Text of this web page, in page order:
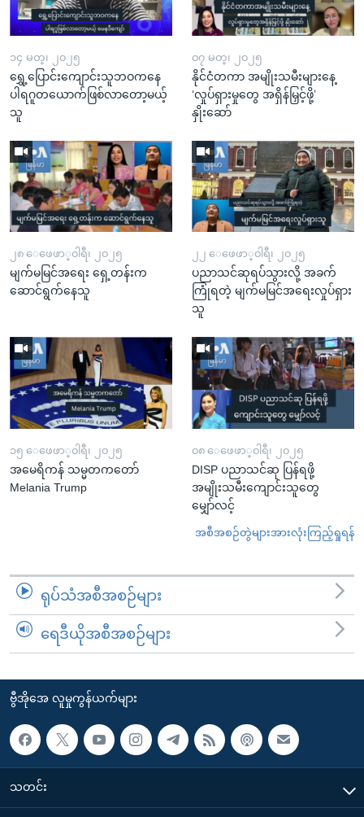
၁၄ မတ္၊ ၂၀၂၅
ရွှေ့ပြောင်းကျောင်းသူဘဝကနေ
ပါရဂူတယောက်ဖြစ်လာတော့မယ့်
သူ
၀၇ မတ္၊ ၂၀၂၅
နိုင်ငံတကာ အမျိုးသမီးများနေ့
‘လှုပ်ရှားမှုတွေ အရှိန်မြှင့်ဖို့’
နှိုးဆော်
၂၈ ေဖေဖာ္၀ါရီ၊ ၂၀၂၅
မျက်မမြင်အရေး ရှေ့တန်းက
ဆောင်ရွက်နေသူ
၂၂ ေဖေဖာ္၀ါရီ၊ ၂၀၂၅
ပညာသင်ဆုရပ်သွားလို့ အခက်
ကြုံရတဲ့ မျက်မမြင်အရေးလှုပ်ရှား
သူ​​​​​​​
၁၅ ေဖေဖာ္၀ါရီ၊ ၂၀၂၅
အမေရိကန် သမ္မတကတော်
Melania Trump
၀၈ ေဖေဖာ္၀ါရီ၊ ၂၀၂၅
DISP ပညာသင်ဆု ပြန်ရဖို့
အမျိုးသမီးကျောင်းသူတွေ
မျှော်လင့်
အစီအစဉ်တွဲများအားလုံးကြည့်ရှုရန်
ရုပ်သံအစီအစဉ်များ
ရေဒီယိုအစီအစဉ်များ
ဗွီအိုအေ လူမှုကွန်ယက်များ
သတင်း